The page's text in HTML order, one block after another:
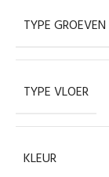
TYPE GROEVEN
TYPE VLOER
KLEUR